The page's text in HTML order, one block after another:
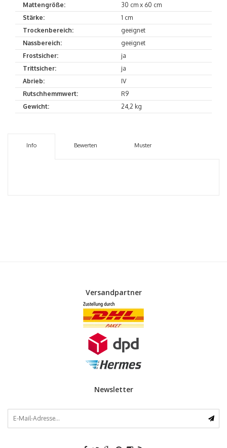
Mattengröße:
30 cm x 60 cm
Stärke:
1 cm
Trockenbereich:
geeignet
Nassbereich:
geeignet
Frostsicher:
ja
Trittsicher:
ja
Abrieb:
IV
Rutschhemmwert:
R9
Gewicht:
24,2 kg
Info Bewerten Muster
Versandpartner
Newsletter